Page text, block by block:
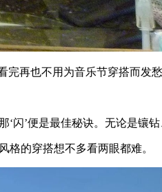
再也不用为音乐节穿搭而发愁
’便是最佳秘诀。无论是镶
的穿搭想不多看两眼都难。